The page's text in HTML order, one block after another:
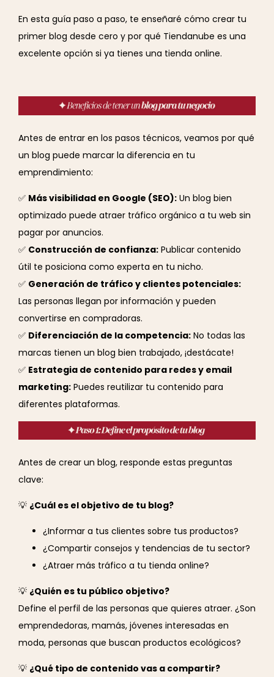
En esta guía paso a paso, te enseñaré cómo crear tu
primer blog desde cero y por qué Tiendanube es una
excelente opción si ya tienes una tienda online.
Antes de entrar en los pasos técnicos, veamos por qué
un blog puede marcar la diferencia en tu
emprendimiento:
✅ Más visibilidad en Google (SEO): Un blog bien
optimizado puede atraer tráfico orgánico a tu web sin
pagar por anuncios.
✅ Construcción de confianza: Publicar contenido
útil te posiciona como experta en tu nicho.
✅ Generación de tráfico y clientes potenciales:
Las personas llegan por información y pueden
convertirse en compradoras.
✅ Diferenciación de la competencia: No todas las
marcas tienen un blog bien trabajado, ¡destácate!
✅ Estrategia de contenido para redes y email
marketing: Puedes reutilizar tu contenido para
diferentes plataformas.
Antes de crear un blog, responde estas preguntas
clave:
💡 ¿Cuál es el objetivo de tu blog?
¿Informar a tus clientes sobre tus productos?
¿Compartir consejos y tendencias de tu sector?
¿Atraer más tráfico a tu tienda online?
💡 ¿Quién es tu público objetivo?
Define el perfil de las personas que quieres atraer. ¿Son
emprendedoras, mamás, jóvenes interesadas en
moda, personas que buscan productos ecológicos?
💡 ¿Qué tipo de contenido vas a compartir?